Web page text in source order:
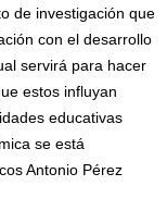
de investigación que
con el desarrollo
servirá para hacer
estos influyan
educativas
se está
Antonio Pérez